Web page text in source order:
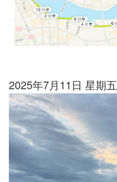
2025年7月11日 星期五